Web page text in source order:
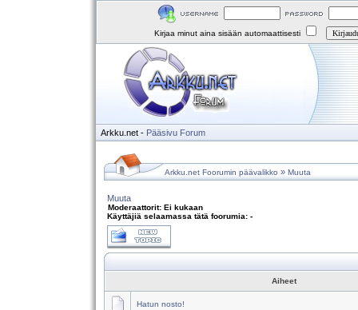
Kirjaa minut aina sisään automaattisesti
Arkku.net - Pääsivu Forum
Arkku.net Foorumin päävalikko » Muuta
Muuta
Moderaattorit: Ei kukaan
Käyttäjiä selaamassa tätä foorumia: -
Aiheet
Hatun nosto!